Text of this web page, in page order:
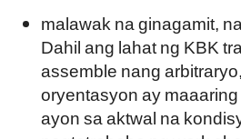
malawak na ginagamit,
Dahil ang lahat ng KBK
assemble nang
oryentasyon ay
ayon sa aktwal na